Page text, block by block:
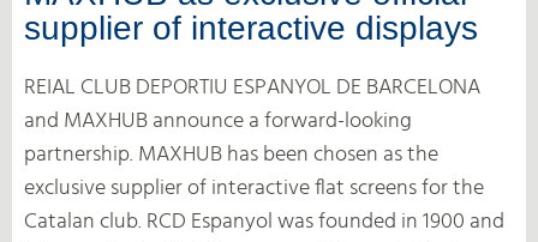
supplier of interactive displays
REIAL CLUB DEPORTIU ESPANYOL DE BARCELONA
and MAXHUB announce a forward-looking
partnership. MAXHUB has been chosen as the
exclusive supplier of interactive flat screens for the
Catalan club. RCD Espanyol was founded in 1900 and